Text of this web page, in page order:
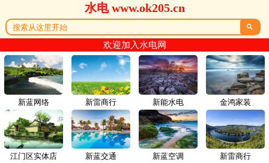
水电 www.ok205.cn

欢迎加入水电网
新蓝网络 新雷商行
江门区实体店 新蓝交通
新能水电 金鸿家装
新蓝空调 新雷商行